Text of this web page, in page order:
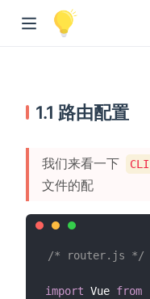
1.1 路由配置
我们来看一下 CLI
文件的配
/* router.js */
import Vue from